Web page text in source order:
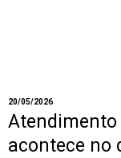
20/05/2026
acontece no